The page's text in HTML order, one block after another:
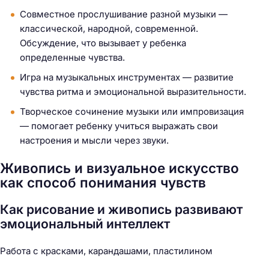
Совместное прослушивание разной музыки —
классической, народной, современной.
Обсуждение, что вызывает у ребенка
определенные чувства.
Игра на музыкальных инструментах — развитие
чувства ритма и эмоциональной выразительности.
Творческое сочинение музыки или импровизация
— помогает ребенку учиться выражать свои
настроения и мысли через звуки.
Живопись и визуальное искусство
как способ понимания чувств
Как рисование и живопись развивают
эмоциональный интеллект
Работа с красками, карандашами, пластилином